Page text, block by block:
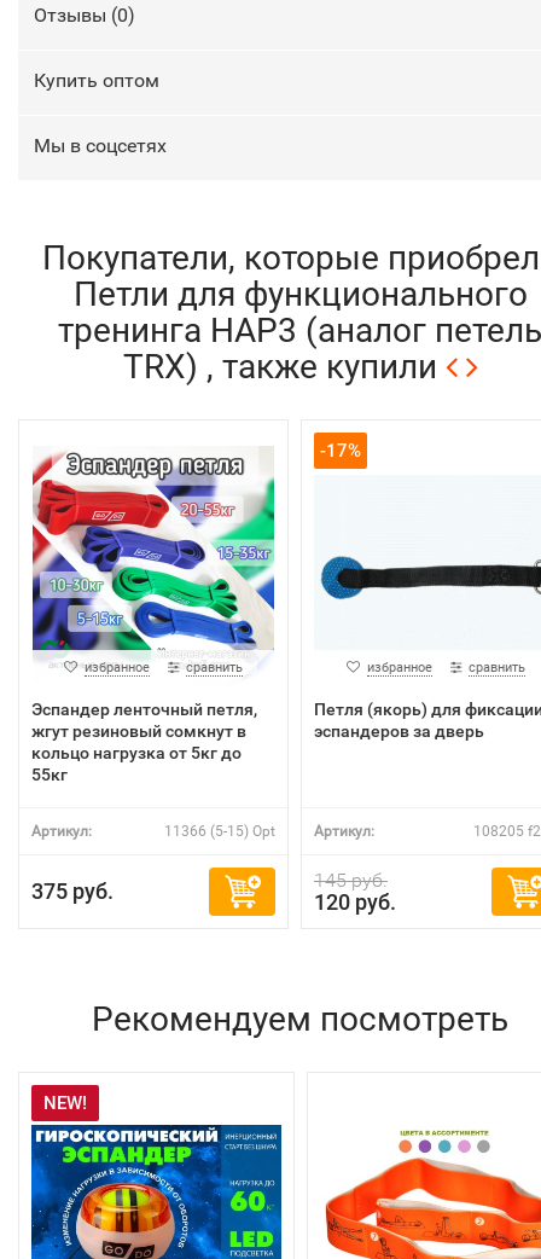
Отзывы (0)
Купить оптом
Мы в соцсетях
Покупатели, которые
Петли для функционального
тренинга HAP3 (аналог петель
TRX) , также купили
избранное сравнить
Эспандер ленточный петля,
жгут резиновый сомкнут в
кольцо нагрузка от 5кг до
55кг
Артикул: 11366 (5-15) Opt
375 руб.
-17%
избранное сравнить
Петля (якорь) для
эспандеров за дверь
Артикул: 108205
145 руб.
120 руб.
Рекомендуем посмотреть
NEW!